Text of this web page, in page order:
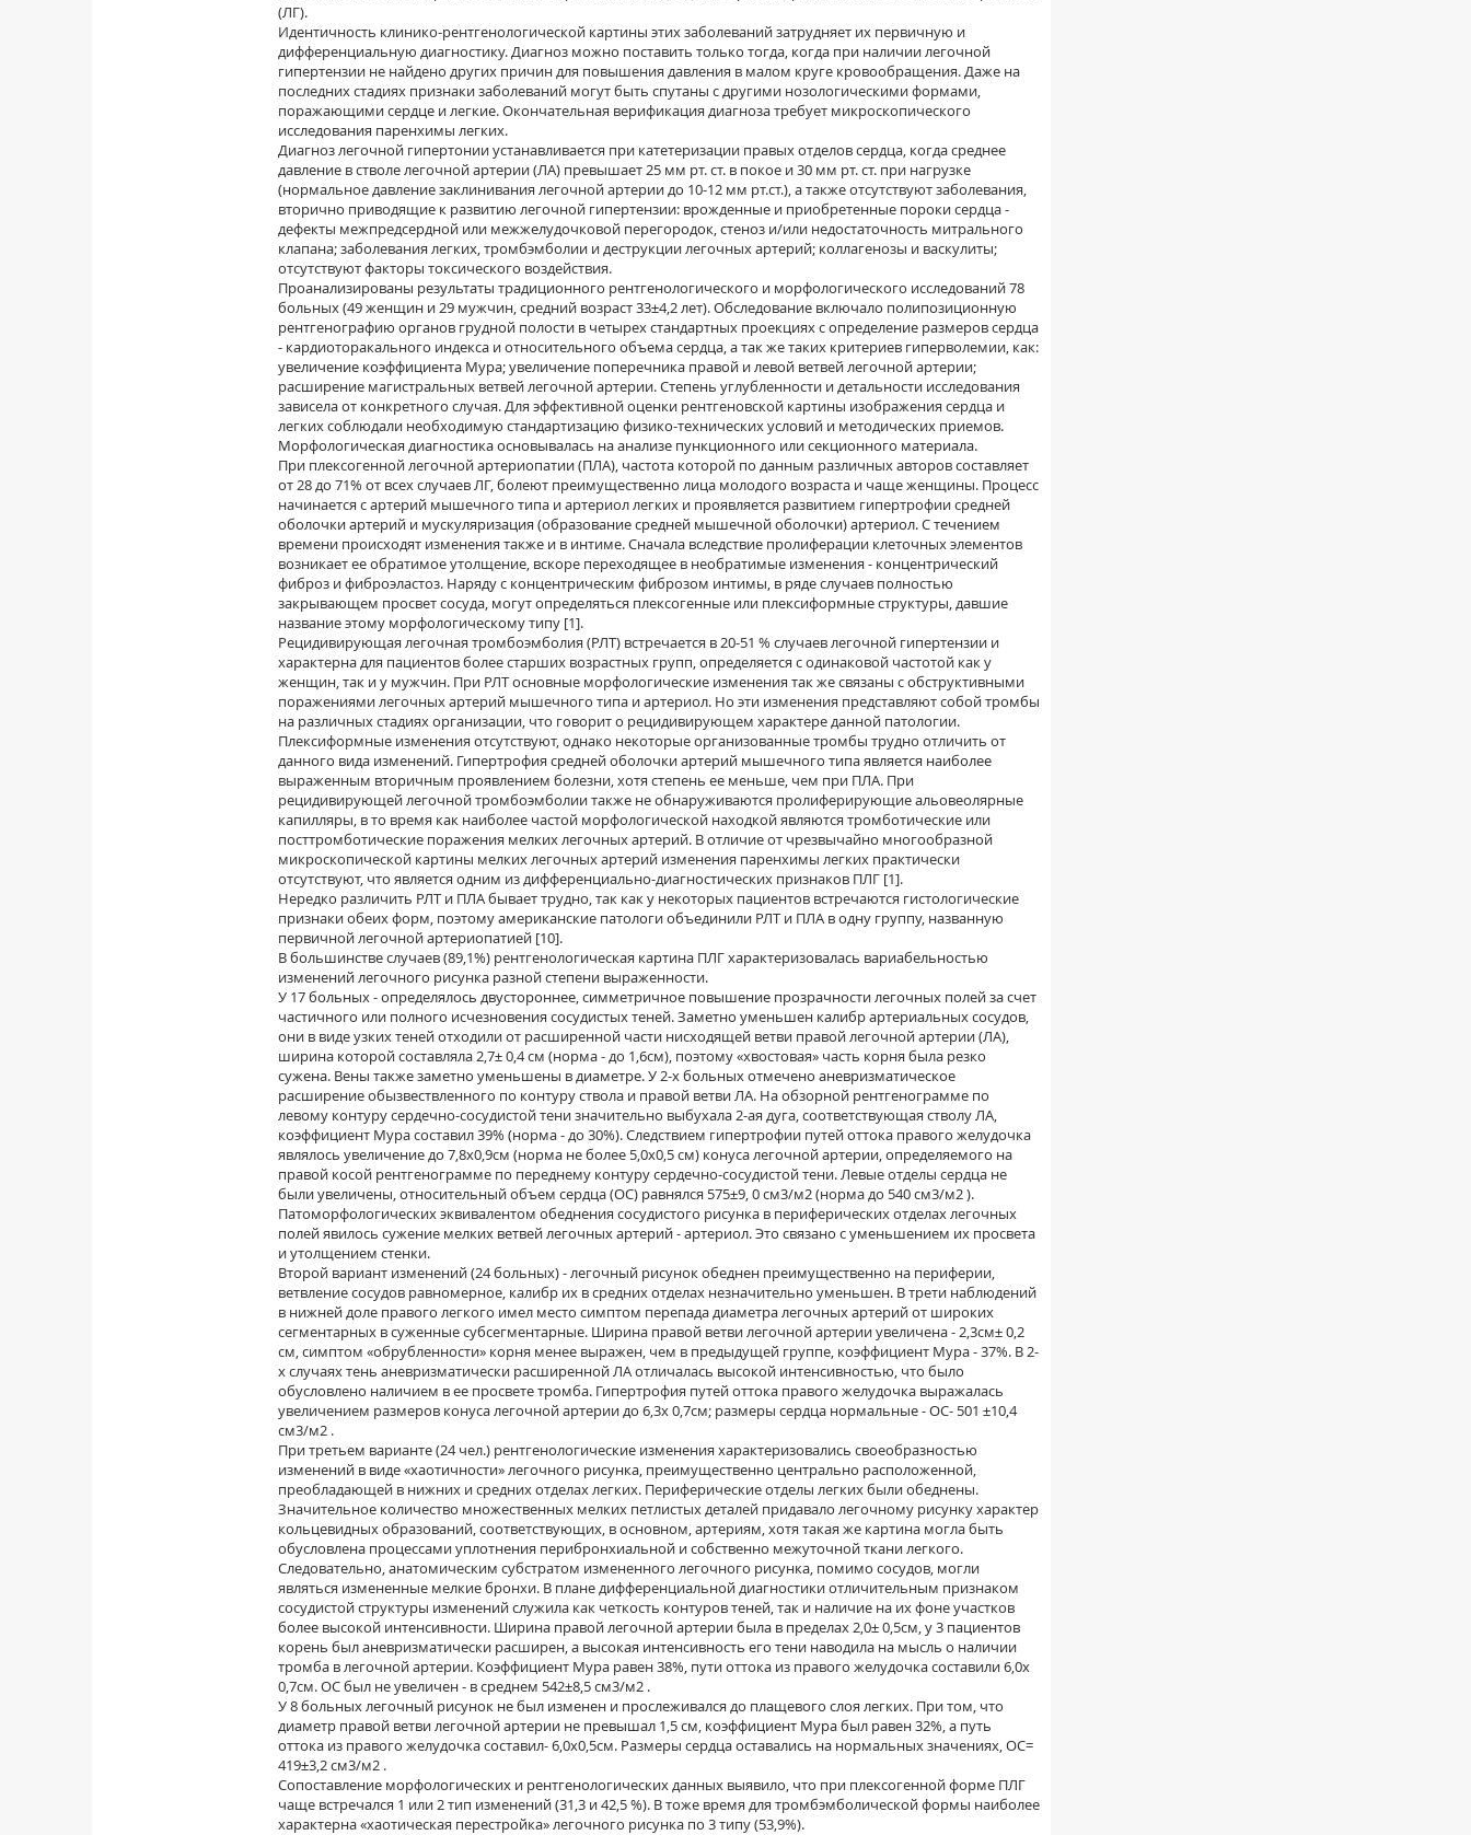
(ЛГ).
Идентичность клинико-рентгенологической картины этих заболеваний затрудняет их первичную и
дифференциальную диагностику. Диагноз можно поставить только тогда, когда при наличии легочной
гипертензии не найдено других причин для повышения давления в малом круге кровообращения. Даже на
последних стадиях признаки заболеваний могут быть спутаны с другими нозологическими формами,
поражающими сердце и легкие. Окончательная верификация диагноза требует микроскопического
исследования паренхимы легких.
Диагноз легочной гипертонии устанавливается при катетеризации правых отделов сердца, когда среднее
давление в стволе легочной артерии (ЛА) превышает 25 мм рт. ст. в покое и 30 мм рт. ст. при нагрузке
(нормальное давление заклинивания легочной артерии до 10-12 мм рт.ст.), а также отсутствуют заболевания,
вторично приводящие к развитию легочной гипертензии: врожденные и приобретенные пороки сердца -
дефекты межпредсердной или межжелудочковой перегородок, стеноз и/или недостаточность митрального
клапана; заболевания легких, тромбэмболии и деструкции легочных артерий; коллагенозы и васкулиты;
отсутствуют факторы токсического воздействия.
Проанализированы результаты традиционного рентгенологического и морфологического исследований 78
больных (49 женщин и 29 мужчин, средний возраст 33±4,2 лет). Обследование включало полипозиционную
рентгенографию органов грудной полости в четырех стандартных проекциях с определение размеров сердца
- кардиоторакального индекса и относительного объема сердца, а так же таких критериев гиперволемии, как:
увеличение коэффициента Мура; увеличение поперечника правой и левой ветвей легочной артерии;
расширение магистральных ветвей легочной артерии. Степень углубленности и детальности исследования
зависела от конкретного случая. Для эффективной оценки рентгеновской картины изображения сердца и
легких соблюдали необходимую стандартизацию физико-технических условий и методических приемов.
Морфологическая диагностика основывалась на анализе пункционного или секционного материала.
При плексогенной легочной артериопатии (ПЛА), частота которой по данным различных авторов составляет
от 28 до 71% от всех случаев ЛГ, болеют преимущественно лица молодого возраста и чаще женщины. Процесс
начинается с артерий мышечного типа и артериол легких и проявляется развитием гипертрофии средней
оболочки артерий и мускуляризация (образование средней мышечной оболочки) артериол. С течением
времени происходят изменения также и в интиме. Сначала вследствие пролиферации клеточных элементов
возникает ее обратимое утолщение, вскоре переходящее в необратимые изменения - концентрический
фиброз и фиброэластоз. Наряду с концентрическим фиброзом интимы, в ряде случаев полностью
закрывающем просвет сосуда, могут определяться плексогенные или плексиформные структуры, давшие
название этому морфологическому типу [1].
Рецидивирующая легочная тромбоэмболия (РЛТ) встречается в 20-51 % случаев легочной гипертензии и
характерна для паци­ентов более старших возрастных групп, определяется с одина­ковой частотой как у
женщин, так и у мужчин. При РЛТ основные морфологические изменения так же связаны с обструктивными
поражения­ми легочных артерий мышечного типа и артериол. Но эти изменения представляют собой тромбы
на различных стадиях организации, что говорит о рецидивирующем характере данной патологии.
Плексиформные изменения отсутствуют, однако некоторые организованные тромбы трудно отличить от
данного вида изменений. Гипертрофия средней оболочки артерий мышечного типа является наиболее
выраженным вторичным проявлением болезни, хотя степень ее меньше, чем при ПЛА. При
рецидивирующей легочной тромбоэмболии также не обнаруживаются пролиферирующие альовеолярные
капилляры, в то время как наиболее частой морфологической находкой являются тромботические или
посттромботические поражения мелких легочных артерий. В отличие от чрезвычайно многообразной
микроскопической картины мелких легочных артерий изменения паренхимы легких практически
отсутствуют, что является одним из дифференциально-диагностических признаков ПЛГ [1].
Нередко различить РЛТ и ПЛА бывает трудно, так как у некоторых пациентов встречаются гистологические
признаки обеих форм, поэтому американские патологи объединили РЛТ и ПЛА в одну группу, названную
первичной легочной артериопатией [10].
В большинстве случаев (89,1%) рентгенологическая картина ПЛГ характеризовалась вариабельностью
изменений легочного рисунка разной степени выраженности.
У 17 больных - определялось двустороннее, симметричное повышение прозрачности легочных полей за счет
частичного или полного исчезновения сосудистых теней. Заметно уменьшен калибр артериальных сосудов,
они в виде узких теней отходили от расширенной части нисходящей ветви правой легочной артерии (ЛА),
ширина которой составляла 2,7± 0,4 см (норма - до 1,6см), поэтому «хвостовая» часть корня была резко
сужена. Вены также заметно уменьшены в диаметре. У 2-х больных отмечено аневризматическое
расширение обызвествленного по контуру ствола и правой ветви ЛА. На обзорной рентгенограмме по
левому контуру сердечно-сосудистой тени значительно выбухала 2-ая дуга, соответствующая стволу ЛА,
коэффициент Мура составил 39% (норма - до 30%). Следствием гипертрофии путей оттока правого желудочка
являлось увеличение до 7,8х0,9см (норма не более 5,0х0,5 см) конуса легочной артерии, определяемого на
правой косой рентгенограмме по переднему контуру сердечно-сосудистой тени. Левые отделы сердца не
были увеличены, относительный объем сердца (ОС) равнялся 575±9, 0 см3/м2 (норма до 540 см3/м2 ).
Патоморфологических эквивалентом обеднения сосудистого рисунка в периферических отделах легочных
полей явилось сужение мелких ветвей легочных артерий - артериол. Это связано с уменьшением их просвета
и утолщением стенки.
Второй вариант изменений (24 больных) - легочный рисунок обеднен преимущественно на периферии,
ветвление сосудов равномерное, калибр их в средних отделах незначительно уменьшен. В трети наблюдений
в нижней доле правого легкого имел место симптом перепада диаметра легочных артерий от широких
сегментарных в суженные субсегментарные. Ширина правой ветви легочной артерии увеличена - 2,3см± 0,2
см, симптом «обрубленности» корня менее выражен, чем в предыдущей группе, коэффициент Мура - 37%. В 2-
х случаях тень аневризматически расширенной ЛА отличалась высокой интенсивностью, что было
обусловлено наличием в ее просвете тромба. Гипертрофия путей оттока правого желудочка выражалась
увеличением размеров конуса легочной артерии до 6,3х 0,7см; размеры сердца нормальные - ОС- 501 ±10,4
см3/м2 .
При третьем варианте (24 чел.) рентгенологические изменения характеризовались своеобразностью
изменений в виде «хаотичности» легочного рисунка, преимущественно центрально расположенной,
преобладающей в нижних и средних отделах легких. Периферические отделы легких были обеднены.
Значительное количество множественных мелких петлистых деталей придавало легочному рисунку характер
кольцевидных образований, соответствующих, в основном, артериям, хотя такая же картина могла быть
обусловлена процессами уплотнения перибронхиальной и собственно межуточной ткани легкого.
Следовательно, анатомическим субстратом измененного легочного рисунка, помимо сосудов, могли
являться измененные мелкие бронхи. В плане дифференциальной диагностики отличительным признаком
сосудистой структуры изменений служила как четкость контуров теней, так и наличие на их фоне участков
более высокой интенсивности. Ширина правой легочной артерии была в пределах 2,0± 0,5см, у 3 пациентов
корень был аневризматически расширен, а высокая интенсивность его тени наводила на мысль о наличии
тромба в легочной артерии. Коэффициент Мура равен 38%, пути оттока из правого желудочка составили 6,0х
0,7см. ОС был не увеличен - в среднем 542±8,5 см3/м2 .
У 8 больных легочный рисунок не был изменен и прослеживался до плащевого слоя легких. При том, что
диаметр правой ветви легочной артерии не превышал 1,5 см, коэффициент Мура был равен 32%, а путь
оттока из правого желудочка составил- 6,0х0,5см. Размеры сердца оставались на нормальных значениях, ОС=
419±3,2 см3/м2 .
Сопоставление морфологических и рентгенологических данных выявило, что при плексогенной форме ПЛГ
чаще встречался 1 или 2 тип изменений (31,3 и 42,5 %). В тоже время для тромбэмболической формы наиболее
характерна «хаотическая перестройка» легочного рисунка по 3 типу (53,9%).